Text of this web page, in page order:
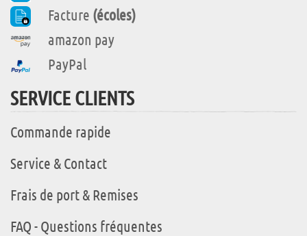
Facture (écoles)
amazon pay
PayPal
SERVICE CLIENTS
Commande rapide
Service & Contact
Frais de port & Remises
FAQ - Questions fréquentes